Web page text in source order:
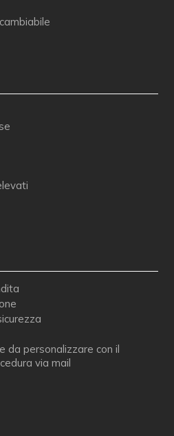
da personalizzare con il
via mail